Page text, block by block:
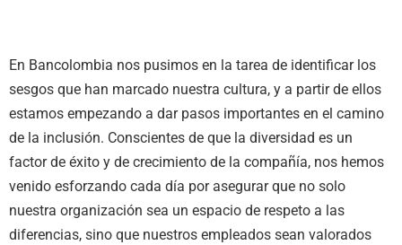
En Bancolombia nos pusimos en la tarea de identificar los
sesgos que han marcado nuestra cultura, y a partir de ellos
estamos empezando a dar pasos importantes en el camino
de la inclusión. Conscientes de que la diversidad es un
factor de éxito y de crecimiento de la compañía, nos hemos
venido esforzando cada día por asegurar que no solo
nuestra organización sea un espacio de respeto a las
diferencias, sino que nuestros empleados sean valorados